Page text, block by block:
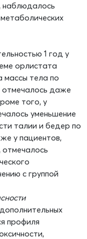
наблюдалось
1 год у
орлистата
массы тела по
отмечалось даже
того, у
уменьшение
талии и бедер по
у пациентов,
с группой
профиля